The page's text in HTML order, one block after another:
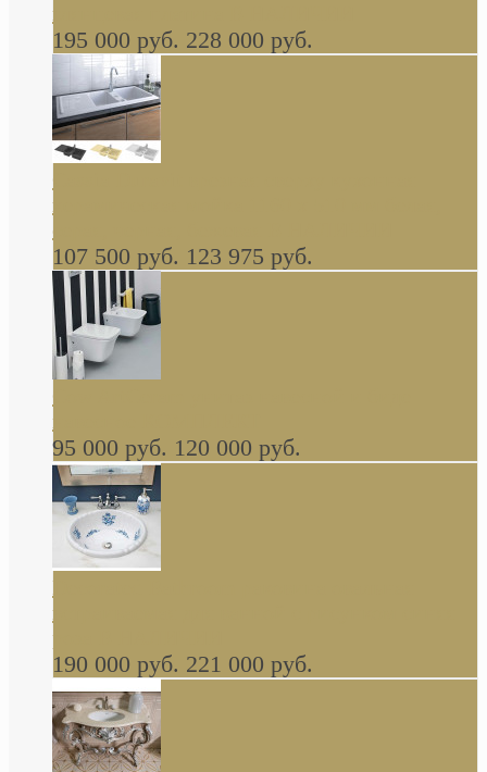
глянцевая платина В НАЛИЧИИ
195 000 руб. 228 000 руб.
керамическая мойка 1160 x 510 мм белая,
серая, черная, бежевая В НАЛИЧИИ
107 500 руб. 123 975 руб.
навесное КОМПЛЕКТ
95 000 руб. 120 000 руб.
Decorated Bathroom раковина овальная
встраиваемая для ванной с рисунком синяя
роза В НАЛИЧИИ
190 000 руб. 221 000 руб.